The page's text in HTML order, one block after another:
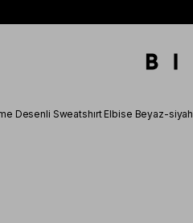
Desenli Sweatshırt Elbise Beyaz-siyah